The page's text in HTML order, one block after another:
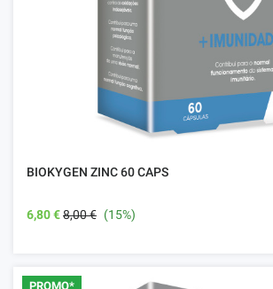
BIOKYGEN ZINC 60 CAPS
6,80 €8,00 € (15%)
PROMO*